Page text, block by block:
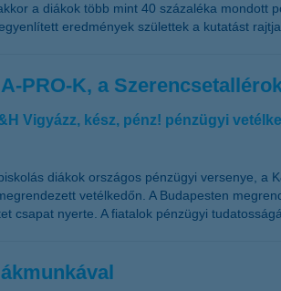
a diákok több mint 40 százaléka
eredmények születtek a kutatást
PRO-K, a
Vigyázz, kész, pénz! pénzügyi
diákok országos pénzügyi versenye,
vetélkedőn. A Budapesten
csapat nyerte. A fiatalok pénzügyi